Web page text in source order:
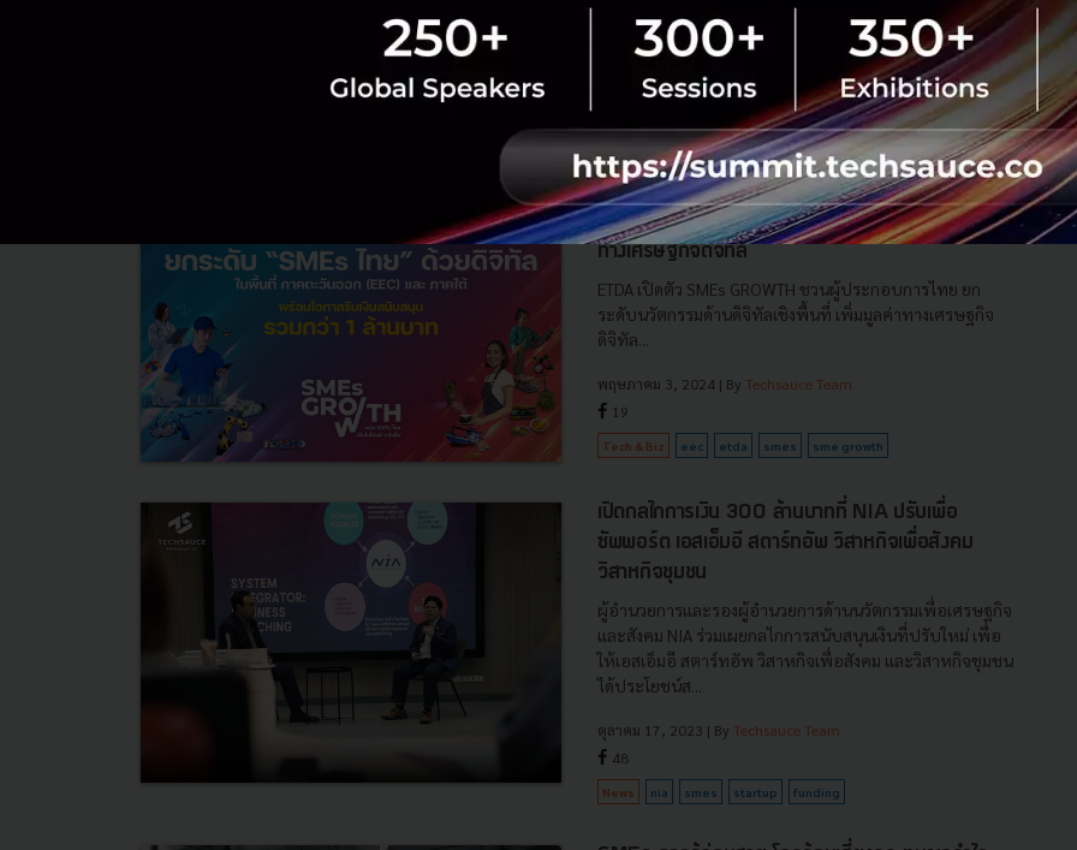
ตุลาคม 23, 2024| ByTechsauce Team
Tech & Biz smes bitkub investment Shark Restage
ETDA เปิดตัว SMEs GROWTH ชวนผู้ประกอบการ
ไทย ยกระดับนวัตกรรมด้านดิจิทัลเชิงพื้นที่ เพิ่มมูลค่า
ทางเศรษฐกิจดิจิทัล
ETDA เปิดตัว SMEs GROWTH ชวนผู้ประกอบการไทย ยก
ระดับนวัตกรรมด้านดิจิทัลเชิงพื้นที่ เพิ่มมูลค่าทางเศรษฐกิจ
ดิจิทัล...
พฤษภาคม 3, 2024 | By Techsauce Team
19
Tech & Biz eec etda smes sme growth
เปิดกลไกการเงิน 300 ล้านบาทที่ NIA ปรับเพื่อ
ซัพพอร์ต เอสเอ็มอี สตาร์ทอัพ วิสาหกิจเพื่อสังคม
วิสาหกิจชุมชน
ผู้อำนวยการและรองผู้อำนวยการด้านนวัตกรรมเพื่อเศรษฐกิจ
และสังคม NIA ร่วมเผยกลไกการสนับสนุนเงินที่ปรับใหม่ เพื่อ
ให้เอสเอ็มอี สตาร์ทอัพ วิสาหกิจเพื่อสังคม และวิสาหกิจชุมชน
ได้ประโยชน์ส...
ตุลาคม 17, 2023 | By Techsauce Team
48
News nia smes startup funding